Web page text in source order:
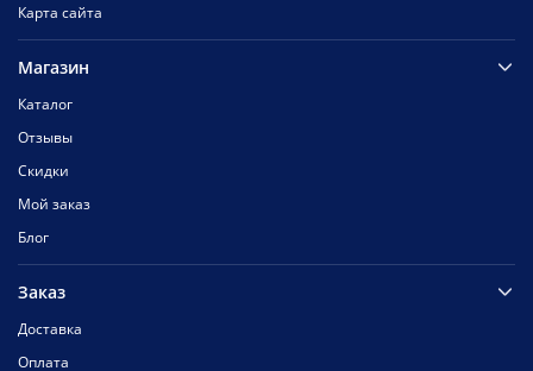
Карта сайта
Магазин
Каталог
Отзывы
Скидки
Мой заказ
Блог
Заказ
Доставка
Оплата